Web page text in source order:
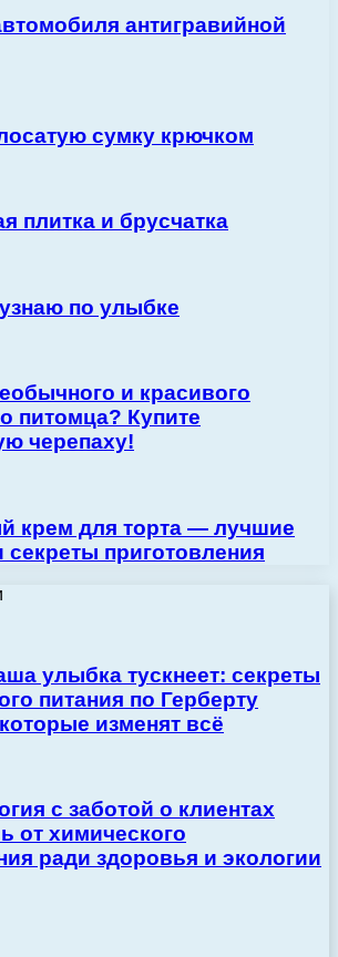
антигравийной
сумку крючком
плитка и брусчатка
по улыбке
и красивого
питомца? Купите
черепаху!
крем для торта — лучшие
секреты приготовления
улыбка тускнеет: секреты
питания по Герберту
изменят всё
с заботой о клиентах
от химического
ради здоровья и экологии